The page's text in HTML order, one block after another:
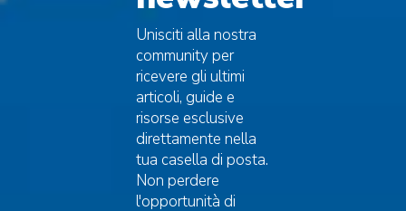
Pinna nobilissono in buona salute?
Unisciti alla nostra
community per
ricevere gli ultimi
articoli, guide e
risorse esclusive
direttamente nella
tua casella di posta.
Non perdere
l'opportunità di